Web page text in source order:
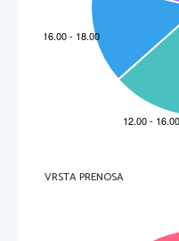
   (Fertig...los!, 5/1993)
Rešitve:
VRSTA PRENOSA